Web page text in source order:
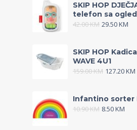
SKIP HOP
telefon sa
42.00KM 29.50KM
SKIP HOP
WAVE 4U1
159.00KM 127.20KM
Infantino sorter
10.90KM 8.50KM